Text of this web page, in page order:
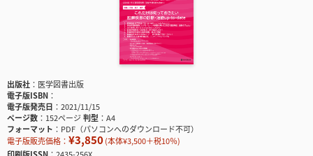
出版社
医学図書出版
電子版ISBN
電子版発売日
2021/11/15
ページ数
152ページ判型
A4
フォーマット
PDF（パソコンへのダウンロード不可）
電子版販売価格： ¥3,850(本体¥3,500＋税10％)